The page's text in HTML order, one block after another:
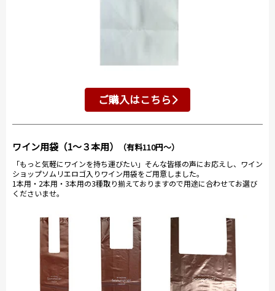
ご購入はこちら
ワイン用袋（1～３本用） （有料110円～）
「もっと気軽にワインを持ち運びたい」そんな皆様の声にお応えし、ワイン
ショップソムリエロゴ入りワイン用袋をご用意しました。
1本用・2本用・3本用の3種取り揃えておりますので用途に合わせてお選び
くださいませ。